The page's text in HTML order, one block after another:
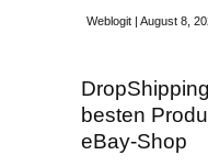
Weblogit | August 8,
besten
eBay-Shop